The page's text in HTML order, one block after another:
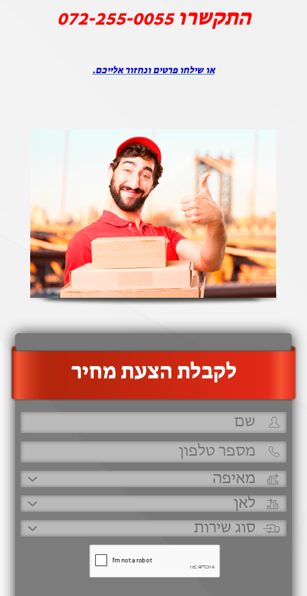
התקשרו072-255-0055
או שילחו פרטים ונחזור אלייכם.
‫לקבלת הצעת מחיר